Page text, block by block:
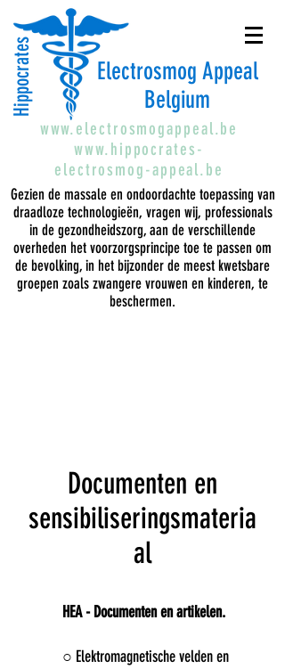
Hippocrates
Electrosmog Appeal
Belgium
www.electrosmogappeal.be
www.hippocrates-
electrosmog-appeal.be
Gezien de massale en ondoordachte toepassing van
draadloze technologieën, vragen wij, professionals
in de gezondheidszorg, aan de verschillende
overheden het voorzorgsprincipe toe te passen om
de bevolking, in het bijzonder de meest kwetsbare
groepen zoals zwangere vrouwen en kinderen, te
beschermen.
Documenten en
sensibiliseringsmateria
al
HEA - Documenten en artikelen.
○ Elektromagnetische velden en